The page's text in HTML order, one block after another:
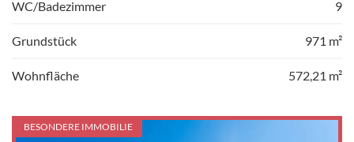
WC/Badezimmer 9
Grundstück 971 m²
Wohnfläche 572,21 m²
BESONDERE IMMOBILIE